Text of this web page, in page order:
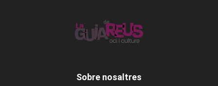
Sobre nosaltres